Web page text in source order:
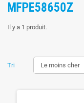
MFPE58650Z
Il y a 1 produit.
Tri